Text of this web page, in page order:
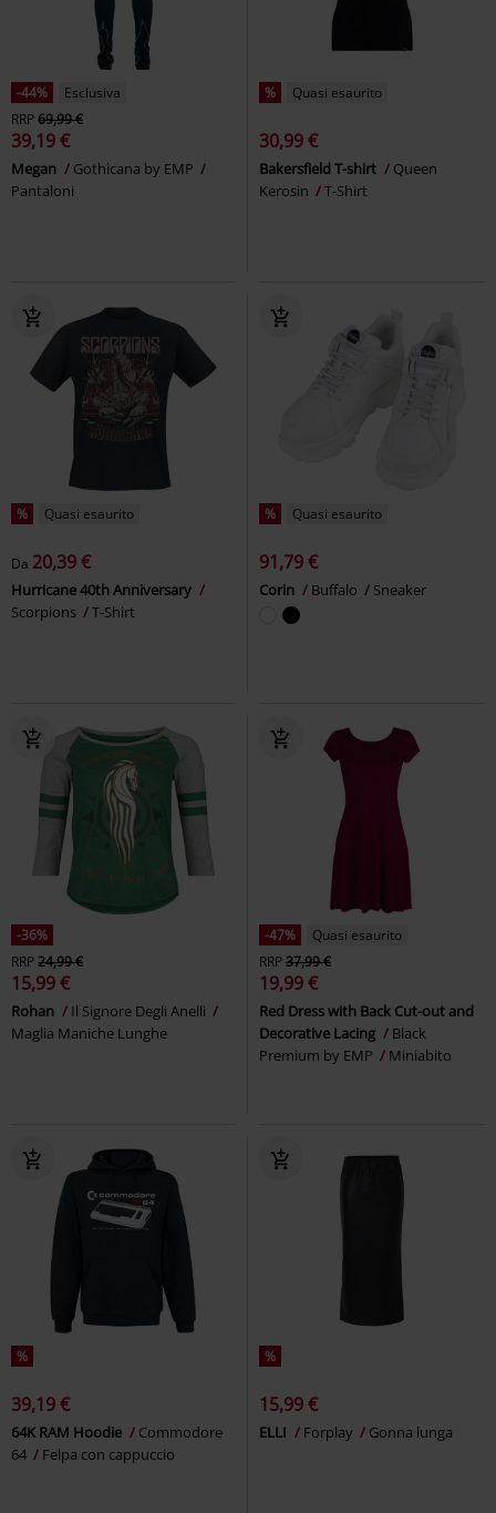
-44%
Esclusiva
RRP69,99 €
39,19 €
Megan
Gothicana by EMP
Pantaloni
% Quasi esaurito
30,99 €
Bakersfield T-shirt
Queen
Kerosin
T-Shirt
% Quasi esaurito
Da 20,39 €
Hurricane 40th Anniversary
Scorpions
T-Shirt
% Quasi esaurito
91,79 €
Corin Buffalo Sneaker
-36%
RRP24,99 €
15,99 €
Rohan
Il Signore Degli Anelli
Maglia Maniche Lunghe
-47%
Quasi esaurito
RRP37,99 €
19,99 €
Red Dress with Back Cut-out and
Decorative Lacing
Black
Premium by EMP
Miniabito
%
39,19 €
64K RAM Hoodie
Commodore
64
Felpa con cappuccio
%
15,99 €
ELLI Forplay Gonna lunga